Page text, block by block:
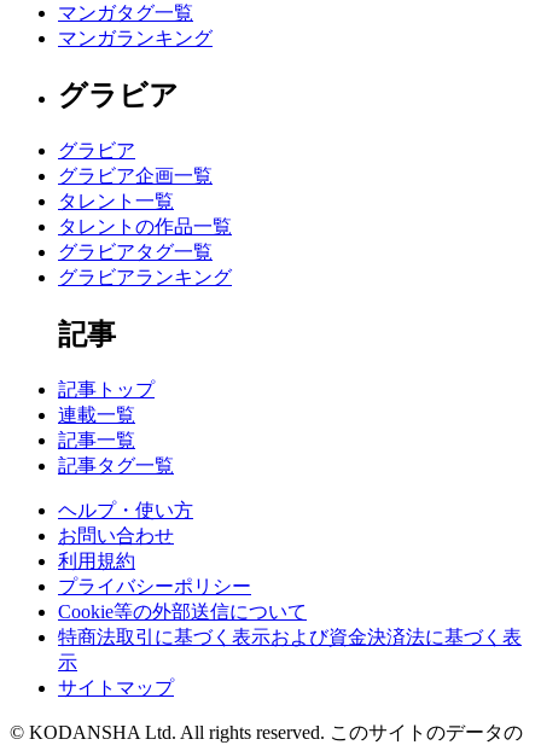
マンガタグ一覧
マンガランキング
グラビア
グラビア
グラビア企画一覧
タレント一覧
タレントの作品一覧
グラビアタグ一覧
グラビアランキング
記事
記事トップ
連載一覧
記事一覧
記事タグ一覧
ヘルプ・使い方
お問い合わせ
利用規約
プライバシーポリシー
Cookie等の外部送信について
特商法取引に基づく表示および資金決済法に基づく表
示
サイトマップ
© KODANSHA Ltd. All rights reserved. このサイトのデータの